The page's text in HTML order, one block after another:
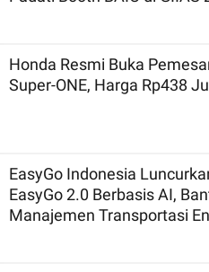
Honda Resmi Buka
Super-ONE, Harga Rp438
EasyGo Indonesia
EasyGo 2.0 Berbasis AI,
Manajemen Transportasi